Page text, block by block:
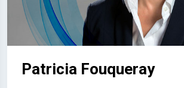
Patricia Fouqueray